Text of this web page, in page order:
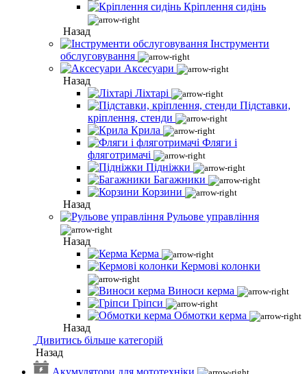
Кріплення сидінь
Назад
Інструменти
обслуговування
Аксесуари
Назад
Ліхтарі
Підставки,
кріплення, стенди
Крила
Фляги і
фляготримачі
Підніжки
Багажники
Корзини
Назад
Рульове управління
Назад
Керма
Кермові колонки
Виноси керма
Гріпси
Обмотки керма
Назад
Дивитись більше категорій
Назад
Акумулятори для мототехніки